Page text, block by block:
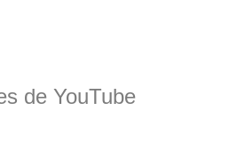
de YouTube